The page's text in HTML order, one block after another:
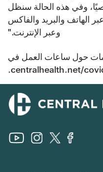
وفي هذه الحالة سنظل
الهاتف والبريد والفاكس
وعبر الإنترنت."
حول ساعات العمل في